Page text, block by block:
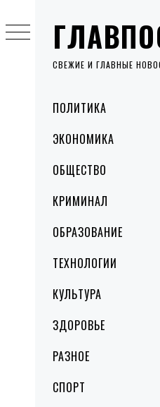
СВЕЖИЕ И ГЛАВНЫЕ
MenuПОЛИТИКА
ЭКОНОМИКА
ОБЩЕСТВО
КРИМИНАЛ
ОБРАЗОВАНИЕ
ТЕХНОЛОГИИ
КУЛЬТУРА
ЗДОРОВЬЕ
РАЗНОЕ
СПОРТ
to
content